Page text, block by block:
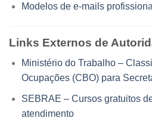
Modelos de e-mails
Links Externos de
Ministério do Trabalho –
Ocupações (CBO) para
SEBRAE – Cursos gratuitos
atendimento